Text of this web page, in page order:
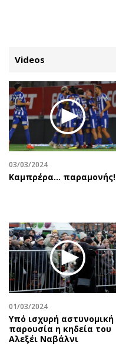
ΚΑΤΗΓΟΡΙΕΣ
Κύπρος
Παιδεία
Υγεία
Πολιτική
Προεδρικές 2023
Δημοσκοπήσεις
Διπλωματία
Αθλητισμός
Κύπρος
Ελλάδα
Διεθνή
Κληρώσεις Allwyn
Videos
03/03/2024
Καμπρέρα… παραμονής!
01/03/2024
Υπό ισχυρή αστυνομική
παρουσία η κηδεία του
Αλεξέι Ναβάλνι